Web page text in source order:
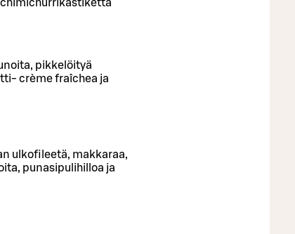
pikkelöityä
crème fraîchea ja
ulkofileetä, makkaraa,
punasipulihilloa ja